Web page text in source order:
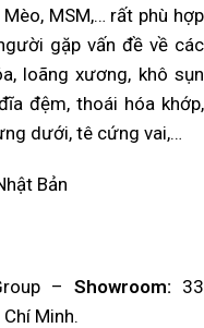
MSM,… rất phù hợp
gặp vấn đề về các
loãng xương, khô sụn
đệm, thoái hóa khớp,
dưới, tê cứng vai,…
Bản
– Showroom: 33
Minh.